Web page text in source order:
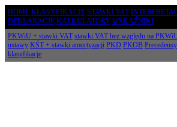
HOME KLASYFIKACJE STAWKI VAT
DEKLARACJE KALKULATORY WSKAŹNIKI
PKWiU + stawki VAT stawki VAT bez względu na
ustawy KŚT + stawki amortyzacji PKD PKOB
klasyfikacje